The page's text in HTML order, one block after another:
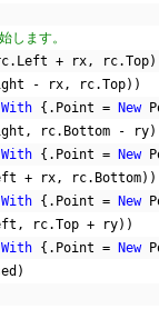
します。
. Left + rx, rc.Top
- rx, rc.Top))
With {. Point = New
, rc. Bottom - ry
With {. Point = New
+ rx, rc. Bottom))
With {. Point = New
, rc.Top + ry))
With {. Point = New
)